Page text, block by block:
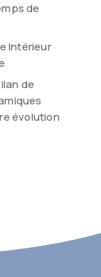
de
Intérieur
de
évolution